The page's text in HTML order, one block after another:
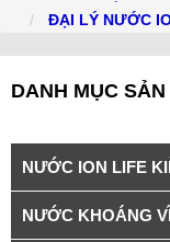
ĐẠI LÝ NƯỚC
DANH MỤC
NƯỚC ION LIFE
NƯỚC KHOÁNG